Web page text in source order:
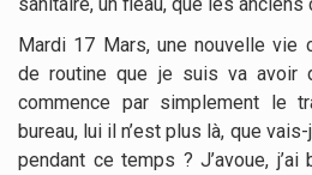
Mardi 17 Mars, une nouvelle vie
de routine que je suis va avoir
commence par simplement le
bureau, lui il n’est plus là, que
pendant ce temps ? J’avoue,